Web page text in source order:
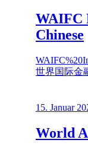
WAIFC
Chinese
世界国际金
15. Januar
World